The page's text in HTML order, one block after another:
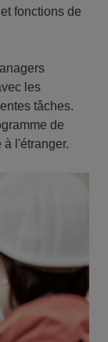
fonctions de
les
tâches.
de
l'étranger.